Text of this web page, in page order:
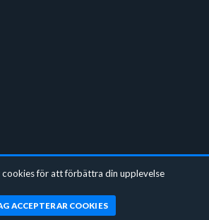
cookies för att förbättra din upplevelse
ACCEPTERAR COOKIES